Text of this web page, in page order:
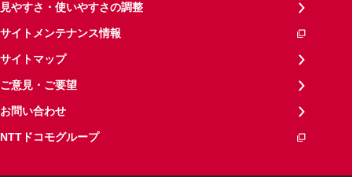
見やすさ・使いやすさの調整
サイトメンテナンス情報
サイトマップ
ご意見・ご要望
お問い合わせ
NTTドコモグループ